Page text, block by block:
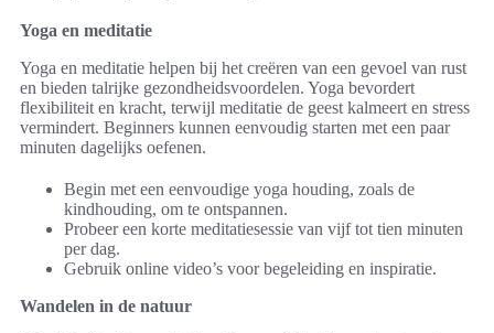
Yoga en meditatie
Yoga en meditatie helpen bij het creëren van een gevoel van rust
en bieden talrijke gezondheidsvoordelen. Yoga bevordert
flexibiliteit en kracht, terwijl meditatie de geest kalmeert en stress
vermindert. Beginners kunnen eenvoudig starten met een paar
minuten dagelijks oefenen.
Begin met een eenvoudige yoga houding, zoals de
kindhouding, om te ontspannen.
Probeer een korte meditatiesessie van vijf tot tien minuten
per dag.
Gebruik online video’s voor begeleiding en inspiratie.
Wandelen in de natuur